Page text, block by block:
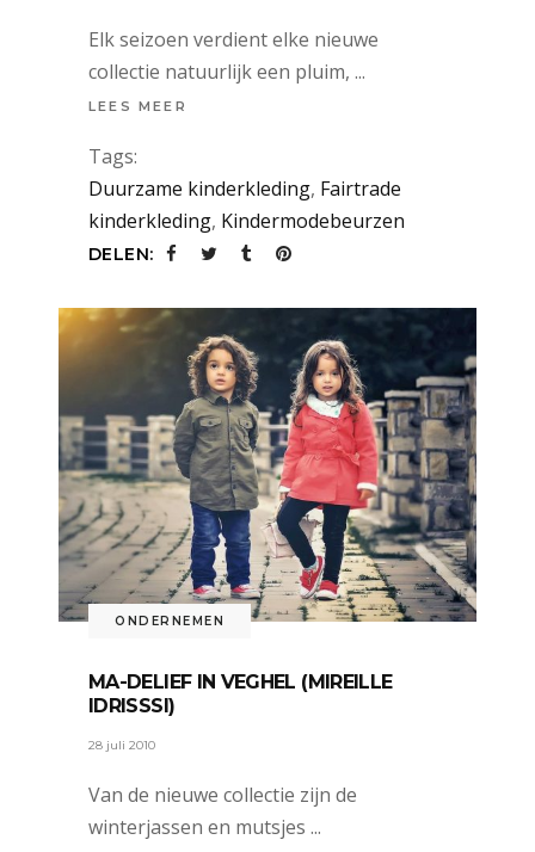
Elk seizoen verdient elke nieuwe
collectie natuurlijk een pluim,
LEES MEER
Tags:
Duurzame kinderkleding, Fairtrade
kinderkleding, Kindermodebeurzen
DELEN:
ONDERNEMEN
MA-DELIEF IN VEGHEL (MIREILLE
IDRISSSI)
28 juli 2010
Van de nieuwe collectie zijn de
winterjassen en mutsjes